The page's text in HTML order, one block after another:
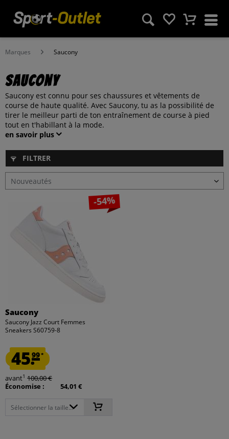
Marques Saucony
Saucony
Saucony est connu pour ses chaussures et vêtements de
course de haute qualité. Avec Saucony, tu as la possibilité de
tirer le meilleur parti de ton entraînement de course à pied
tout en t'habillant à la mode.
en savoir plus
FILTRER
-54%
Saucony
Saucony Jazz Court Femmes
Sneakers S60759-8
45.99*
avant1 100,00 €
Économise :
54,01 €
Sélectionner la taille...